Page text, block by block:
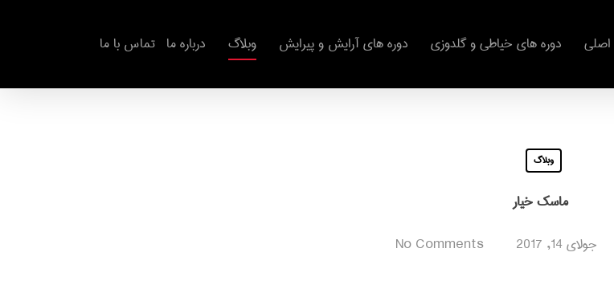
دوره های خیاطی و گلدوزی دوره های آرایش و پیرایش وبلاگ درباره ما تماس با ما
وبلاگ
‌‌ماسك خيار
جولای 14, 2017 No Comments